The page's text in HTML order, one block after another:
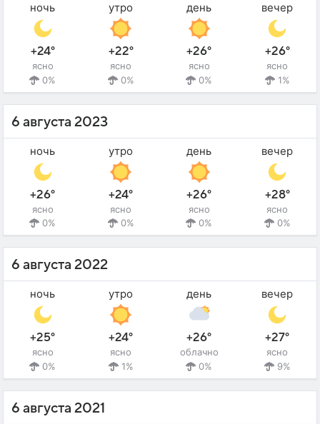
ночь
+24°
ясно
0%
утро
+22°
ясно
0%
день
+26°
ясно
0%
вечер
+26°
ясно
1%
6 августа 2023
ночь
+26°
ясно
0%
утро
+24°
ясно
0%
день
+26°
ясно
0%
вечер
+28°
ясно
0%
6 августа 2022
ночь
+25°
ясно
0%
утро
+24°
ясно
1%
день
+26°
облачно
0%
вечер
+27°
ясно
9%
6 августа 2021